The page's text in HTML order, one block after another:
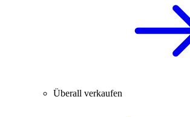
Überall verkaufen